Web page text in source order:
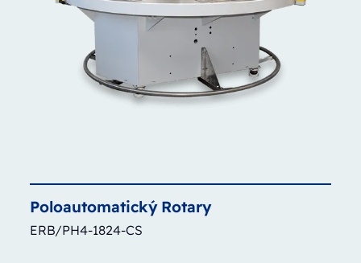
Poloautomatický Rotary
ERB/PH4-1824-CS